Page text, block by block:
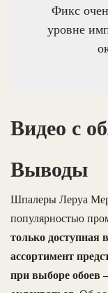
Фикс
уровне
Видео с
Выводы
Шпалеры Леруа
популярностью
только доступная
ассортимент
при выборе обоев